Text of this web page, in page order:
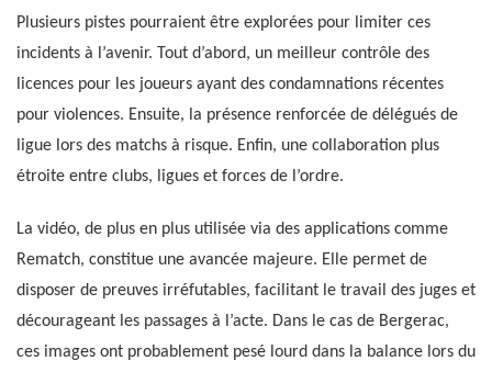
Plusieurs pistes pourraient être explorées pour limiter ces
incidents à l’avenir. Tout d’abord, un meilleur contrôle des
licences pour les joueurs ayant des condamnations récentes
pour violences. Ensuite, la présence renforcée de délégués de
ligue lors des matchs à risque. Enfin, une collaboration plus
étroite entre clubs, ligues et forces de l’ordre.
La vidéo, de plus en plus utilisée via des applications comme
Rematch, constitue une avancée majeure. Elle permet de
disposer de preuves irréfutables, facilitant le travail des juges et
décourageant les passages à l’acte. Dans le cas de Bergerac,
ces images ont probablement pesé lourd dans la balance lors du